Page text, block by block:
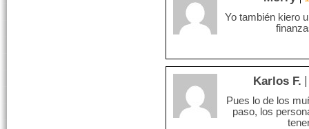
Yo también kiero
Karlos F.
Pues lo de los
paso, los